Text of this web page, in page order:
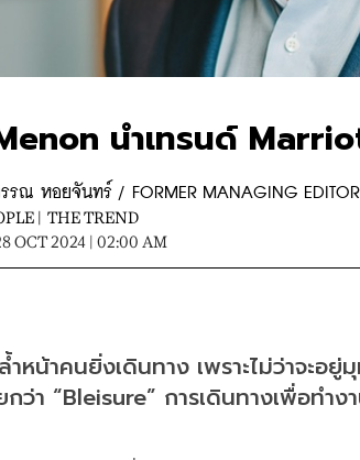
นำเทรนด์
รณ หอยจันทร์ / FORMER MANAGING EDITOR
| THE TREND
OCT 2024 | 02:00 AM
ำหน้าคนยิ่งเดินทาง เพราะไม่ว่าจะอ
กว่า “Bleisure” การเดินทางเพื่อทำ